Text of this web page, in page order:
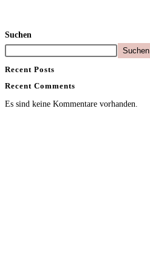
Suchen
Suchen
Recent Posts
Recent Comments
Es sind keine Kommentare vorhanden.